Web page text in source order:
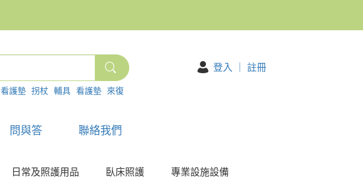
看護墊 拐杖 輔具 看護墊 來復
登入 ｜ 註冊
問與答 聯絡我們
日常及照護用品 臥床照護 專業設施設備